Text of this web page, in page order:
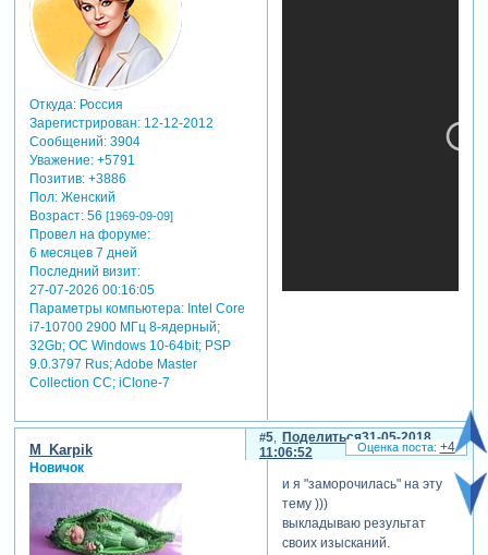
Откуда:Россия
Зарегистрирован: 12-12-2012
Сообщений:3904
Уважение: +5791
Позитив: +3886
Пол:Женский
Возраст:56 [1969-09-09]
Провел на форуме:
6 месяцев 7 дней
Последний визит:
27-07-2026 00:16:05
Параметры компьютера:Intel Core
i7-10700 2900 МГц 8-ядерный;
32Gb; ОС Windows 10-64bit; PSP
9.0.3797 Rus; Adobe Master
Collection СС; iClone-7
Поделиться
5
31-05-2018
11:06:52
M_Karpik
Новичок
и я "заморочилась" на эту
тему )))
выкладываю результат
своих изысканий.
+4